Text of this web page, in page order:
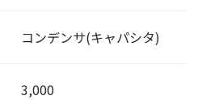
コンデンサ(キャパシタ)
3,000